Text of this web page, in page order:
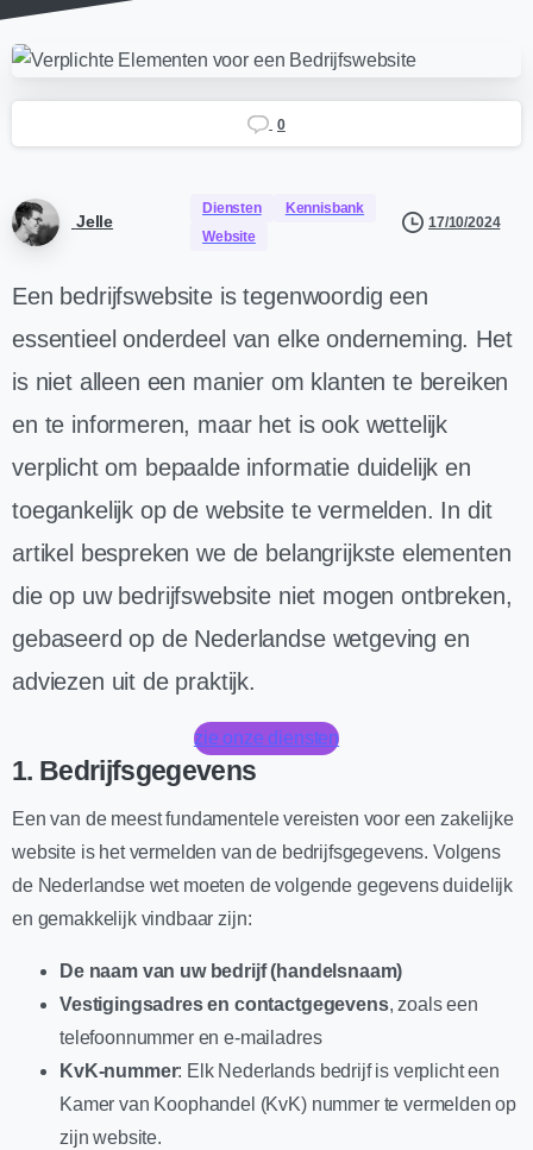
0
Jelle
Diensten
Kennisbank
Website
17/10/2024
Een bedrijfswebsite is tegenwoordig een
essentieel onderdeel van elke onderneming. Het
is niet alleen een manier om klanten te bereiken
en te informeren, maar het is ook wettelijk
verplicht om bepaalde informatie duidelijk en
toegankelijk op de website te vermelden. In dit
artikel bespreken we de belangrijkste elementen
die op uw bedrijfswebsite niet mogen ontbreken,
gebaseerd op de Nederlandse wetgeving en
adviezen uit de praktijk.
zie onze diensten
1. Bedrijfsgegevens
Een van de meest fundamentele vereisten voor een zakelijke
website is het vermelden van de bedrijfsgegevens. Volgens
de Nederlandse wet moeten de volgende gegevens duidelijk
en gemakkelijk vindbaar zijn:
De naam van uw bedrijf (handelsnaam)
Vestigingsadres en contactgegevens, zoals een
telefoonnummer en e-mailadres
KvK-nummer: Elk Nederlands bedrijf is verplicht een
Kamer van Koophandel (KvK) nummer te vermelden op
zijn website.